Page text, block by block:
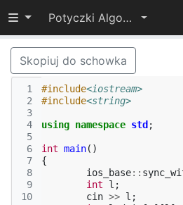
Przełącz widoczność menu
Potyczki Algorytmiczne 2015
Skopiuj do schowka
1
2
3
4
5
6
7
8
9
10
#include<iostream>
#include<string>
using namespace std ;
int main()
{
ios_base::
int
l ;
cin >> l ;